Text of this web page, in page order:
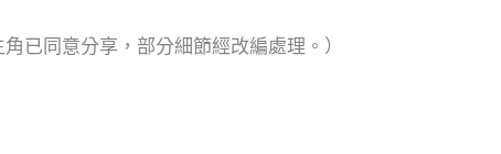
已同意分享，部分細節經改編處理。）